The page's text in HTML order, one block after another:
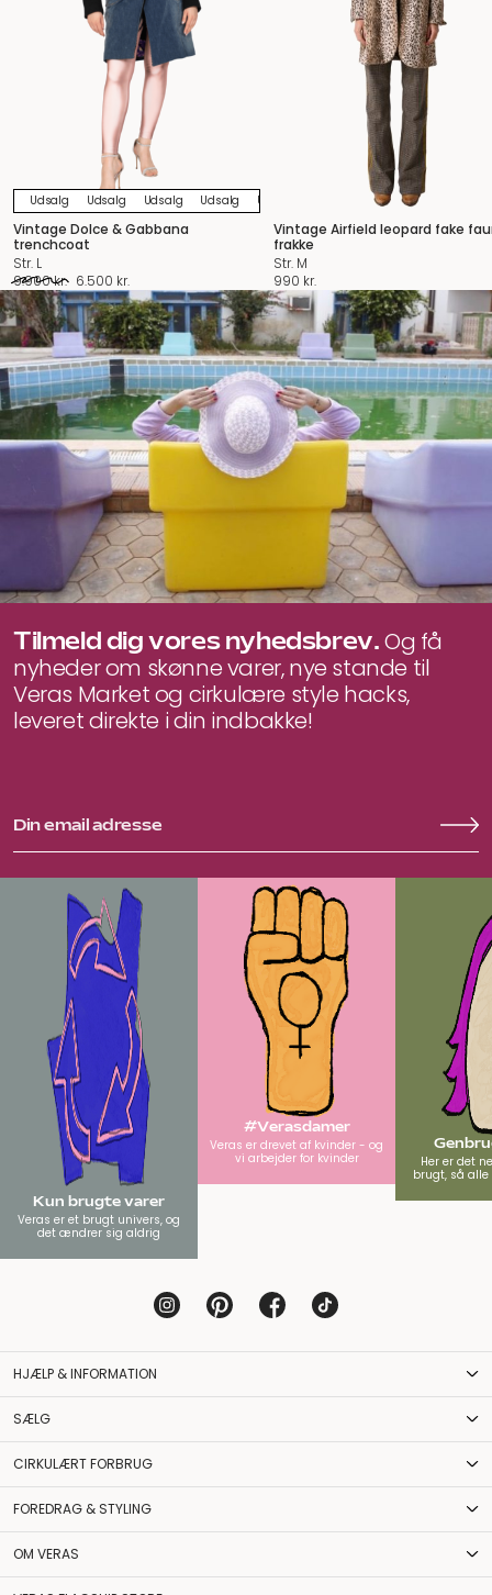
Udsalg Udsalg Udsalg Udsalg Udsalg Udsalg
Vintage Dolce & Gabbana
trenchcoat
Str. L
9.900kr. Original
price
was:
9.900 kr..
6.500 kr.
price
is:
6.500 kr..
Vintage Airfield leopard fake
frakke
Str. M
990 kr.
Tilmeld dig vores nyhedsbrev.Og få
nyheder om skønne varer, nye stande til
Veras Market og cirkulære style hacks,
leveret direkte i din indbakke!
Kun brugte varer
Veras er et brugt univers, og
det ændrer sig aldrig
#Verasdamer
Veras er drevet af kvinder - og
vi arbejder for kvinder
Her er det
brugt, så
HJÆLP & INFORMATION
SÆLG
CIRKULÆRT FORBRUG
FOREDRAG & STYLING
OM VERAS